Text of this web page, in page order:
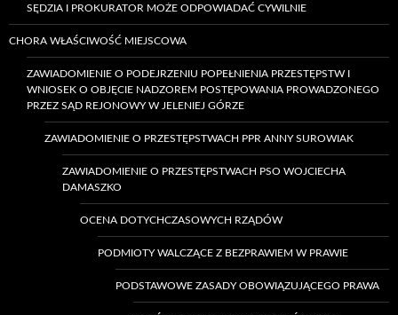
SĘDZIA I PROKURATOR MOŻE ODPOWIADAĆ CYWILNIE
CHORA WŁAŚCIWOŚĆ MIEJSCOWA
ZAWIADOMIENIE O PODEJRZENIU POPEŁNIENIA PRZESTĘPSTW I
WNIOSEK O OBJĘCIE NADZOREM POSTĘPOWANIA PROWADZONEGO
PRZEZ SĄD REJONOWY W JELENIEJ GÓRZE
ZAWIADOMIENIE O PRZESTĘPSTWACH PPR ANNY SUROWIAK
ZAWIADOMIENIE O PRZESTĘPSTWACH PSO WOJCIECHA
DAMASZKO
OCENA DOTYCHCZASOWYCH RZĄDÓW
PODMIOTY WALCZĄCE Z BEZPRAWIEM W PRAWIE
PODSTAWOWE ZASADY OBOWIĄZUJĄCEGO PRAWA